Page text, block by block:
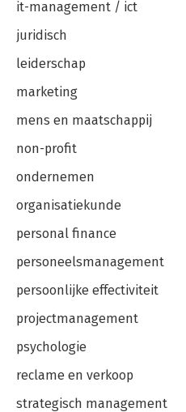
it-management / ict
juridisch
leiderschap
marketing
mens en maatschappij
non-profit
ondernemen
organisatiekunde
personal finance
personeelsmanagement
persoonlijke effectiviteit
projectmanagement
psychologie
reclame en verkoop
strategisch management